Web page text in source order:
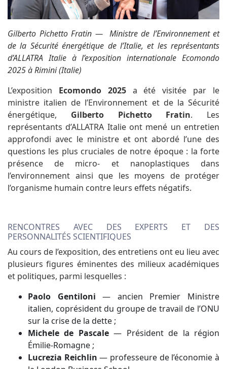
Gilberto Pichetto Fratin — Ministre de l’Environnement et
de la Sécurité énergétique de l’Italie, et les représentants
d’ALLATRA Italie à l’exposition internationale Ecomondo
2025 à Rimini (Italie)
L’exposition Ecomondo 2025a été visitée par le
ministre italien de l’Environnement et de la Sécurité
énergétique, Gilberto Pichetto Fratin. Les
représentants d’ALLATRA Italie ont mené un entretien
approfondi avec le ministre et ont abordé l’une des
questions les plus cruciales de notre époque : la forte
présence de micro- et nanoplastiques dans
l’environnement ainsi que les moyens de protéger
l’organisme humain contre leurs effets négatifs.
RENCONTRES AVEC DES EXPERTS ET DES
PERSONNALITÉS SCIENTIFIQUES
Au cours de l’exposition, des entretiens ont eu lieu avec
plusieurs figures éminentes des milieux académiques
et politiques, parmi lesquelles :
Paolo Gentiloni — ancien Premier Ministre
italien, coprésident du groupe de travail de l’ONU
sur la crise de la dette ;
Michele de Pascale— Président de la région
Émilie-Romagne ;
Lucrezia Reichlin — professeure de l’économie à